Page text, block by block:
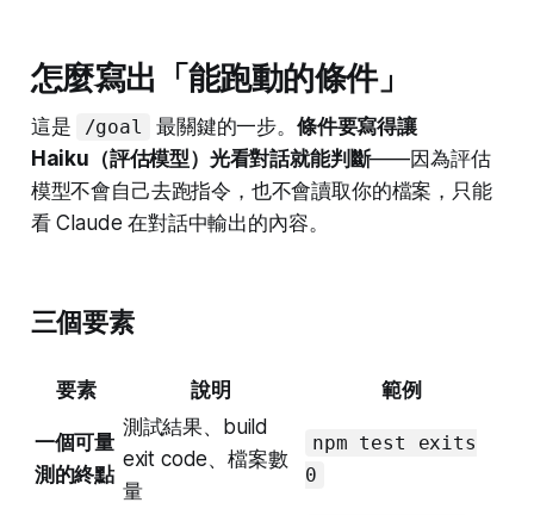
怎麼寫出「能跑動的條件」
這是 /goal 最關鍵的一步。 條件要寫得讓
Haiku（評估模型）光看對話就能判斷——因為評估
模型不會自己去跑指令，也不會讀取你的檔案，只能
看 Claude 在對話中輸出的內容。
三個要素
要素 說明 範例
一個可量
測的終點
測試結果、build
exit code、檔案數
量
npm test exits
0